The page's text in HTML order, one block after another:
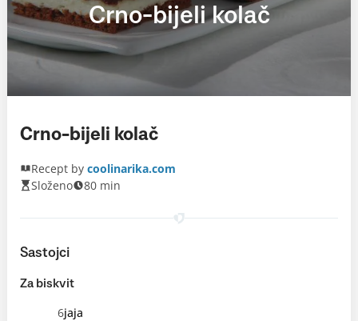
Crno-bijeli kolač
Crno-bijeli kolač
Recept by coolinarika.com
Složeno
80 min
Sastojci
Za biskvit
6jaja